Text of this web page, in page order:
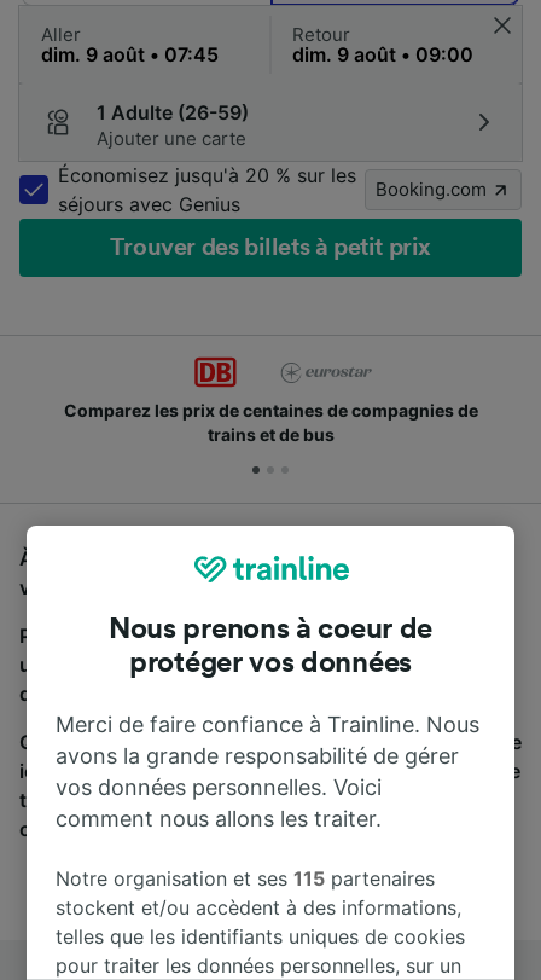
Aller Retour
1 Adulte (26-59)
Ajouter une carte
Économisez jusqu'à 20 % sur les
séjours avec Genius
Booking.com
Trouver des billets à petit prix
Comparez les prix de centaines de compagnies de
trains et de bus
À la recherche d'un bus de Heilbronn à Heidelberg,
vous êtes au bon endroit.
Pour trouver des billets de bus, lancez simplement
une recherche ci-dessus. Nous comparons les temps
de trajets et les prix des voyages, en train et en bus.
Qu’importe votre destination, votre voyage commence
ici. Nous collaborons avec plus de 170 compagnies de
train et de bus. Consultez et achetez vos billets sur
cette page.
Nous prenons à coeur de
protéger vos données
Merci de faire confiance à Trainline. Nous
avons la grande responsabilité de gérer
vos données personnelles. Voici
comment nous allons les traiter.
Notre organisation et ses115 partenaires
stockent et/ou accèdent à des informations,
telles que les identifiants uniques de cookies
pour traiter les données personnelles, sur un